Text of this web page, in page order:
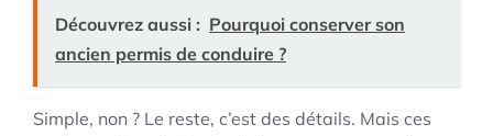
Découvrez aussi : Pourquoi conserver son
ancien permis de conduire ?
Simple, non ? Le reste, c’est des détails. Mais ces